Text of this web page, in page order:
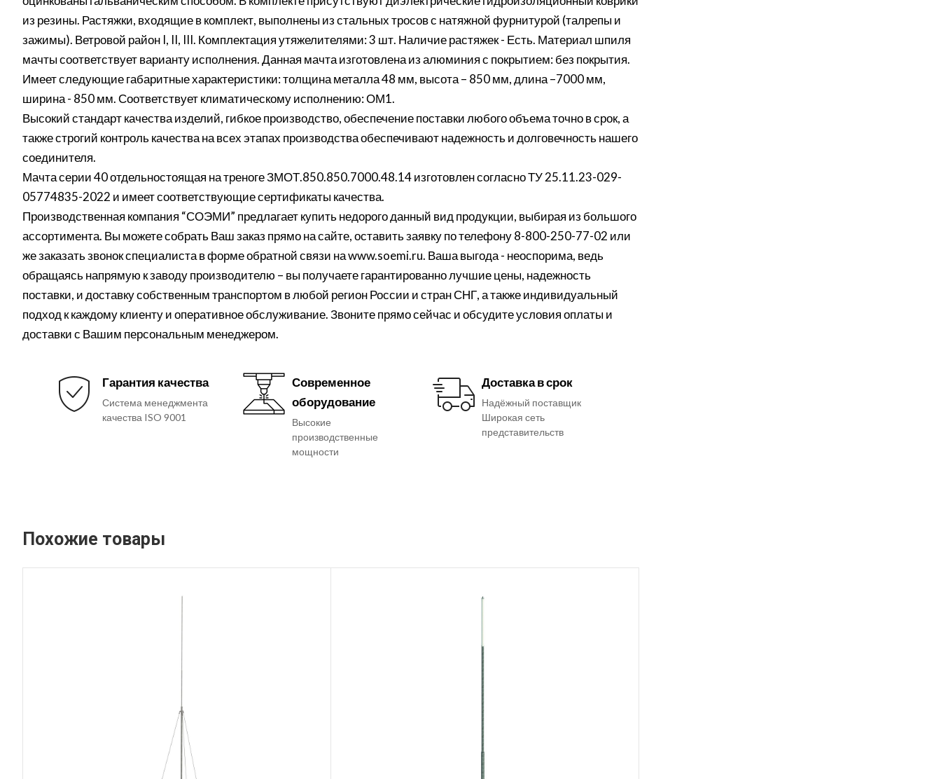
из резины. Растяжки, входящие в комплект, выполнены из стальных тросов с натяжной фурнитурой (талрепы и
зажимы). Ветровой район I, II, III. Комплектация утяжелителями: 3 шт. Наличие растяжек - Есть. Материал шпиля
мачты соответствует варианту исполнения. Данная мачта изготовлена из алюминия с покрытием: без покрытия.
Имеет следующие габаритные характеристики: толщина металла 48 мм, высота – 850 мм, длина –7000 мм,
ширина - 850 мм. Соответствует климатическому исполнению: ОМ1.
Высокий стандарт качества изделий, гибкое производство, обеспечение поставки любого объема точно в срок, а
также строгий контроль качества на всех этапах производства обеспечивают надежность и долговечность нашего
соединителя.
Мачта серии 40 отдельностоящая на треноге ЗМОТ.850.850.7000.48.14 изготовлен согласно ТУ 25.11.23-029-
05774835-2022 и имеет соответствующие сертификаты качества.
Производственная компания “СОЭМИ” предлагает купить недорого данный вид продукции, выбирая из большого
ассортимента. Вы можете собрать Ваш заказ прямо на сайте, оставить заявку по телефону 8-800-250-77-02 или
же заказать звонок специалиста в форме обратной связи на www.soemi.ru. Ваша выгода - неоспорима, ведь
обращаясь напрямую к заводу производителю – вы получаете гарантированно лучшие цены, надежность
поставки, и доставку собственным транспортом в любой регион России и стран СНГ, а также индивидуальный
подход к каждому клиенту и оперативное обслуживание. Звоните прямо сейчас и обсудите условия оплаты и
доставки с Вашим персональным менеджером.
Гарантия качества
Система менеджмента
качества ISO 9001
Современное
оборудование
Высокие
производственные
мощности
Доставка в срок
Надёжный поставщик
Широкая сеть
представительств
Похожие товары